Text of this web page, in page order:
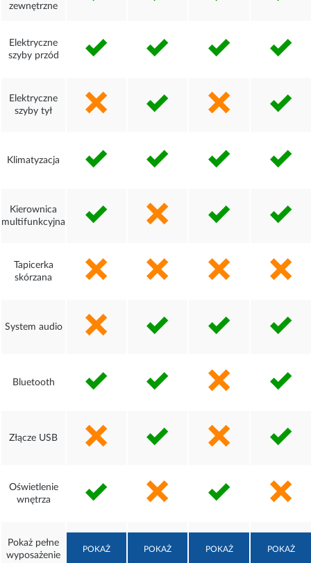
zewnętrzne
Elektryczne
szyby przód
Elektryczne
szyby tył
Klimatyzacja
Kierownica
multifunkcyjna
Tapicerka
skórzana
System audio
Bluetooth
Złącze USB
Oświetlenie
wnętrza
Pokaż pełne
wyposażenie
POKAŻ POKAŻ POKAŻ POKAŻ